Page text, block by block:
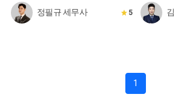
정필규 세무사 5
1